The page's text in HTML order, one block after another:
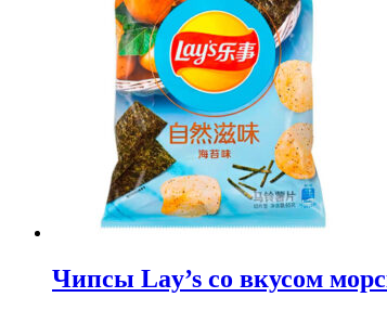
Чипсы Lay’s со вкусом